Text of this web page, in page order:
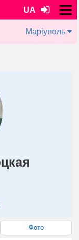
UA
Маріуполь
Фото